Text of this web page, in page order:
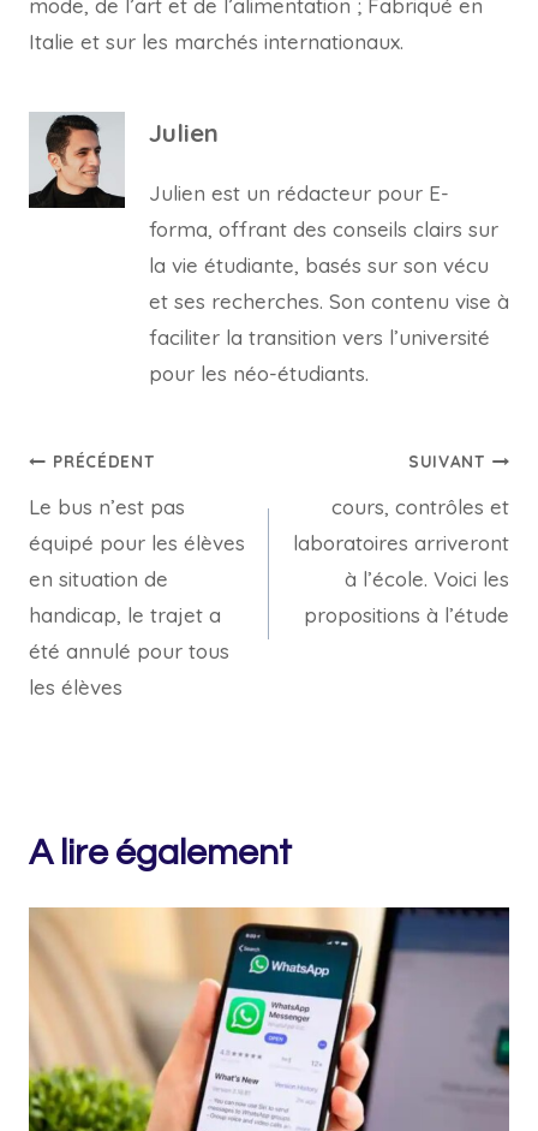
mode, de l’art et de l’alimentation ; Fabriqué en
Italie et sur les marchés internationaux.
Julien
Julien est un rédacteur pour E-
forma, offrant des conseils clairs sur
la vie étudiante, basés sur son vécu
et ses recherches. Son contenu vise à
faciliter la transition vers l’université
pour les néo-étudiants.
Navigation
de
l’article
PRÉCÉDENT
Le bus n’est pas
équipé pour les élèves
en situation de
handicap, le trajet a
été annulé pour tous
les élèves
SUIVANT
cours, contrôles et
laboratoires arriveront
à l’école. Voici les
propositions à l’étude
A lire également